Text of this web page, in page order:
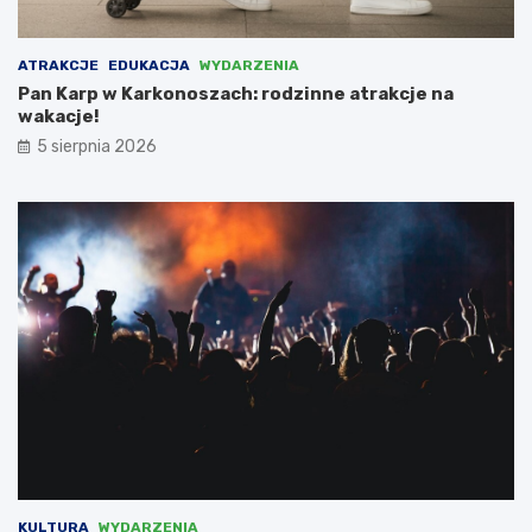
ć
z
N
i
e
a
m
,
l
i
c
z
o
t
ATRAKCJE EDUKACJA WYDARZENIA
Pan Karp w Karkonoszach: rodzinne atrakcje na
wakacje!
5 sierpnia 2026
KULTURA WYDARZENIA